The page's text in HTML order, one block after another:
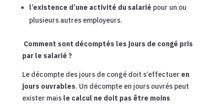
l’existence d’une activité du salarié pour un ou
plusieurs autres employeurs.
Comment sont décomptés les jours de congé pris
par le salarié ?
Le décompte des jours de congé doit s’effectuer en
jours ouvrables. Un décompte en jours ouvrés peut
exister mais le calcul ne doit pas être moins